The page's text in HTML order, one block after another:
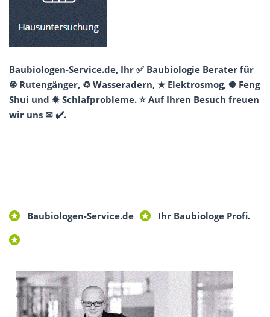
Baubiologen-Service.de, Ihr ✅ Baubiologie Berater für
♼ Rutengänger, ♻ Wasseradern, ★ Elektrosmog, ✺ Feng
Shui und ✹ Schlafprobleme. ⭐ Auf Ihren Besuch freuen
wir uns ✉ ✔️.
Baubiologen-Service.de Ihr Baubiologe Profi.